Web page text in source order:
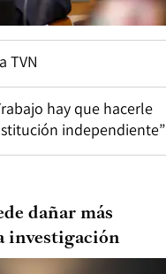
TVN
hay que hacerle
independiente”
dañar más
investigación